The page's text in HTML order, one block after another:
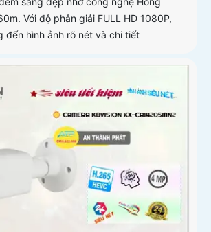
Với độ phân giải FULL HD 1080P,
đến hình ảnh rõ nét và chi tiết